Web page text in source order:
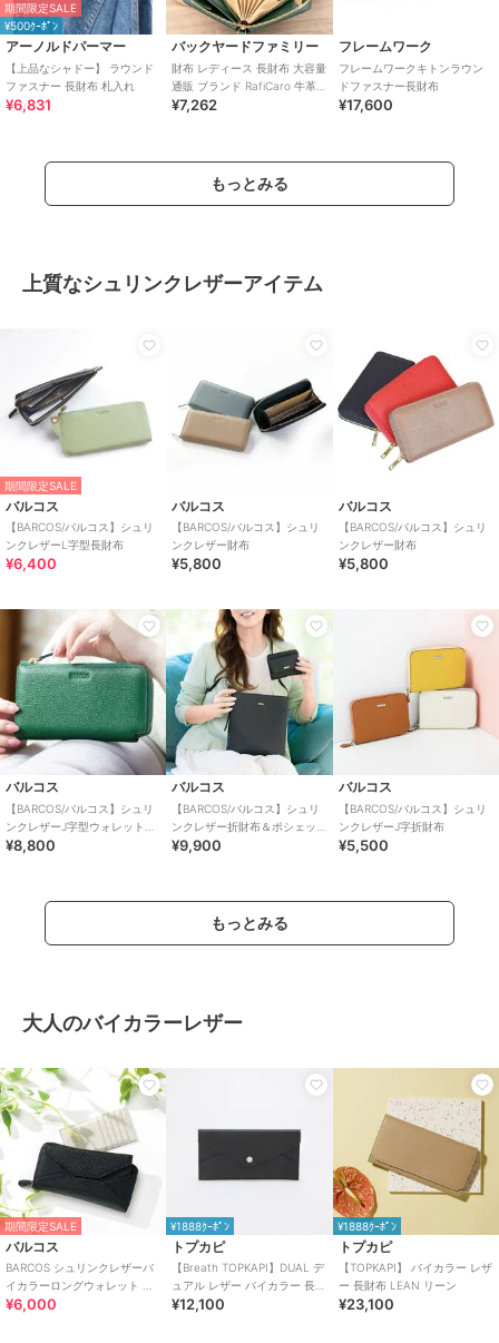
期間限定SALE
¥500ｸｰﾎﾟﾝ
アーノルドパーマー
【上品なシャドー】 ラウンド
ファスナー 長財布 札入れ
¥6,831
バックヤードファミリー
財布 レディース 長財布 大容量
通販 ブランド RafiCaro 牛革
ラウンドファスナー 小銭入
¥7,262
フレームワーク
フレームワークキトンラウン
ドファスナー長財布
¥17,600
もっとみる
上質なシュリンクレザーアイテム
期間限定SALE
バルコス
【BARCOS/バルコス】シュリ
ンクレザーL字型長財布
¥6,400
バルコス
【BARCOS/バルコス】シュリ
ンクレザー財布
¥5,800
バルコス
【BARCOS/バルコス】シュリ
ンクレザー財布
¥5,800
バルコス
【BARCOS/バルコス】シュリ
ンクレザーJ字型ウォレット＜
ナビオ＞
¥8,800
バルコス
【BARCOS/バルコス】シュリ
ンクレザー折財布＆ポシェッ
ト＜ルーニア＞
¥9,900
バルコス
【BARCOS/バルコス】シュリ
ンクレザーJ字折財布
¥5,500
もっとみる
大人のバイカラーレザー
期間限定SALE
バルコス
BARCOS シュリンクレザーバ
イカラーロングウォレット ベ
ロニカ
¥6,000
¥1888ｸｰﾎﾟﾝ
トプカピ
【Breath TOPKAPI】DUAL デ
ュアル レザー バイカラー 長財
布 薄型 / 軽量
¥12,100
¥1888ｸｰﾎﾟﾝ
トプカピ
【TOPKAPI】 バイカラー レザ
ー 長財布 LEAN リーン
¥23,100